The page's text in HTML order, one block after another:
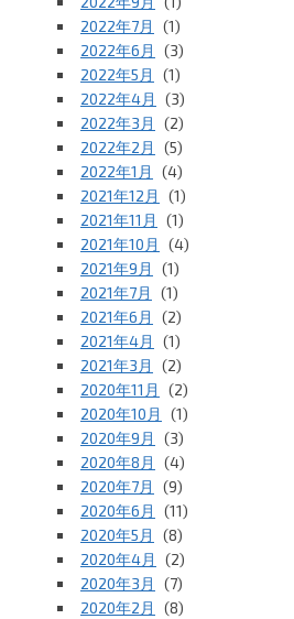
2022年7月
(1)
2022年6月
(3)
2022年5月
(1)
2022年4月
(3)
2022年3月
(2)
2022年2月
(5)
2022年1月
(4)
2021年12月
(1)
2021年11月
(1)
2021年10月
(4)
2021年9月
(1)
2021年7月
(1)
2021年6月
(2)
2021年4月
(1)
2021年3月
(2)
2020年11月
(2)
2020年10月
(1)
2020年9月
(3)
2020年8月
(4)
2020年7月
(9)
2020年6月
(11)
2020年5月
(8)
2020年4月
(2)
2020年3月
(7)
2020年2月
(8)